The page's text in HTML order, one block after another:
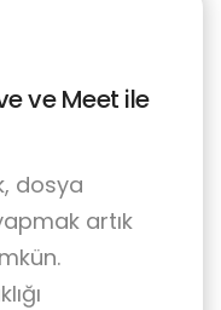
ve Meet ile
dosya
artık